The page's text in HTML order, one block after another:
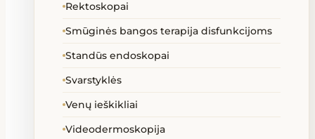
Rektoskopai
Smūginės bangos terapija disfunkcijoms
Standūs endoskopai
Svarstyklės
Venų ieškikliai
Videodermoskopija